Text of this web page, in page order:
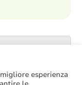
esperienza